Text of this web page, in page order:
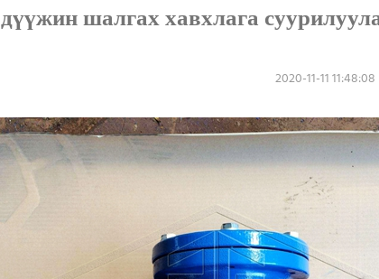
дүүжин шалгах хавхлага
2020-11-11 11:48:08